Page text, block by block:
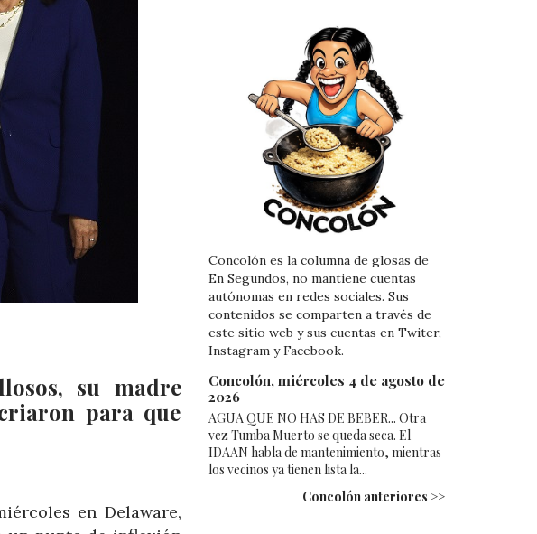
su madre
para que
en Delaware,
Concolón es la columna de glosas de
En Segundos, no mantiene cuentas
autónomas en redes sociales. Sus
contenidos se comparten a través de
este sitio web y sus cuentas en Twiter,
Instagram y Facebook.
Concolón, miércoles 4 de agosto de
2026
AGUA QUE NO HAS DE BEBER... Otra
vez Tumba Muerto se queda seca. El
IDAAN habla de mantenimiento, mientras
los vecinos ya tienen lista la...
Concolón anteriores >>